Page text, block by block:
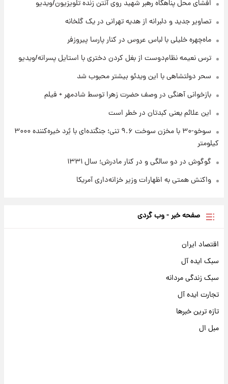
۲۱ ساعت پیش
بازیکن به درد نخور استقلال با مقصد اروپا این
تیم را ترک کرد!
تصاویر کمتر دیده‌شده از شهیدان حاجی‌زاده و
افشای محل پناهگاه‌ رهبر شهید روی آنتن زنده تلویزیون/ویدیو
تصاویر جدید و دلبرانه از هدیه تهرانی در یک گلخانه
ماه‌چهره خلیلی با لباس عروس در کنار پارسا پیروزفر
ترس نعیمه نظام‌دوست از بغل کردن دختری با استایل پسرانه/ویدیو
سحر دولتشاهی با این ویدئو بیشتر محبوب شد
بازخوانی آهنگی در وصف حضرت زهرا توسط شادمهر + فیلم
این علائم یعنی کبدتان در خطر است
سوخو-۳۰ با مخزن سوخت ۹.۶ تنی؛ جنگنده‌ای با بُرد خیره‌کننده ۳۰۰۰
کیلومتر
گوگوش در دو سالگی و در کنار مادرش؛ سال ۱۳۳۱
واکنش همتی به اظهارات وزیر خزانه‌داری آمریکا
صفحه خبر - وب گردی
اقتصاد ایران
سبک ایده آل
سبک زندگی مردانه
تجارت ایده آل
تازه ترین خبرها
مبل ال